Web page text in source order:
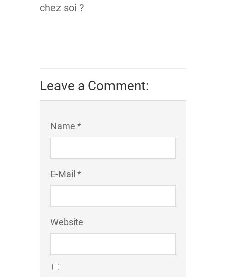
chez soi ?
Leave a Comment:
Name *
E-Mail *
Website